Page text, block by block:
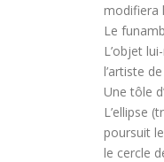
modifiera
Le
L’objet
l’artiste
Une tôle
L’ellipse
poursuit
le cercle